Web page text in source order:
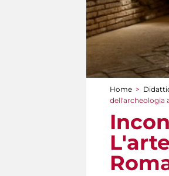
Tu sei
Home >
dell'archeologia